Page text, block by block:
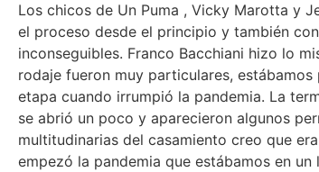
Los chicos de Un Puma , Vicky Marotta y
el proceso desde el principio y también
inconseguibles. Franco Bacchiani hizo lo
rodaje fueron muy particulares,
etapa cuando irrumpió la pandemia. La
se abrió un poco y aparecieron algunos
multitudinarias del casamiento creo que
empezó la pandemia que estábamos en